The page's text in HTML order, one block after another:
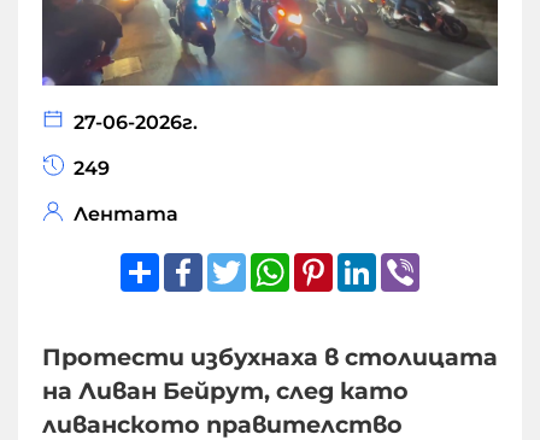
27-06-2026г.
249
Лентата
ShareFacebook
TwitterWhatsApp
Pinterest
LinkedIn
Протести избухнаха в столицата
на Ливан Бейрут, след като
ливанското правителство